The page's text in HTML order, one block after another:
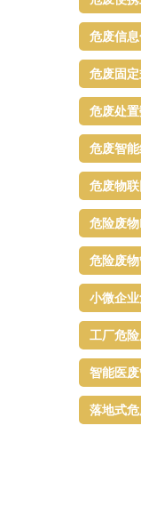
危废信
危废固
危废处
危废智
危废物
危险废
危险废
小微企
工厂危
智能医
落地式